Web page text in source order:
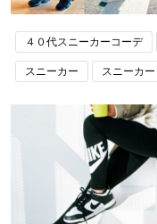
４０代スニーカーコーデ
スニーカー スニーカ
通勤コーデ・仕事の服装